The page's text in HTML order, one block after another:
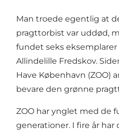
Man troede egentlig at
pragttorbist var uddød,
fundet seks
Allindelille Fredskov.
Have København (ZOO)
bevare den grønne
ZOO har ynglet med de
generationer. I fire år har